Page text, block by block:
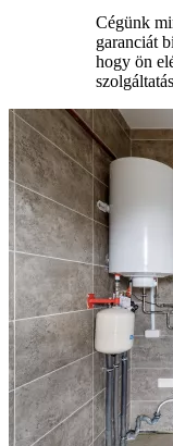
Cégünk
garanciát
hogy ön